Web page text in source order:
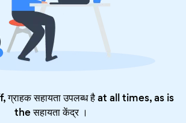
सहायता उपलब्ध है at all times, as is
theसहायता केंद्र।